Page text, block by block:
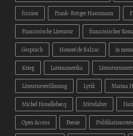
fixxion Frank-Rutger Hausmann
Französische Literatur französischer
Gespräch Honoré de Balzac in
Krieg Lateinamerika
Literaturverfilmung Lyrik Marina
Michel Houellebecq Mittelalter
Open Access Poesie